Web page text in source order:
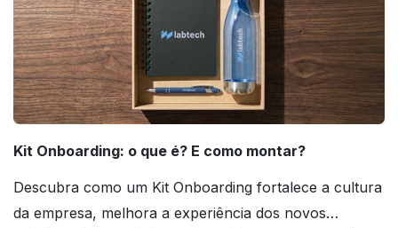
Kit Onboarding: o que é? E como montar?
Descubra como um Kit Onboarding fortalece a cultura
da empresa, melhora a experiência dos novos